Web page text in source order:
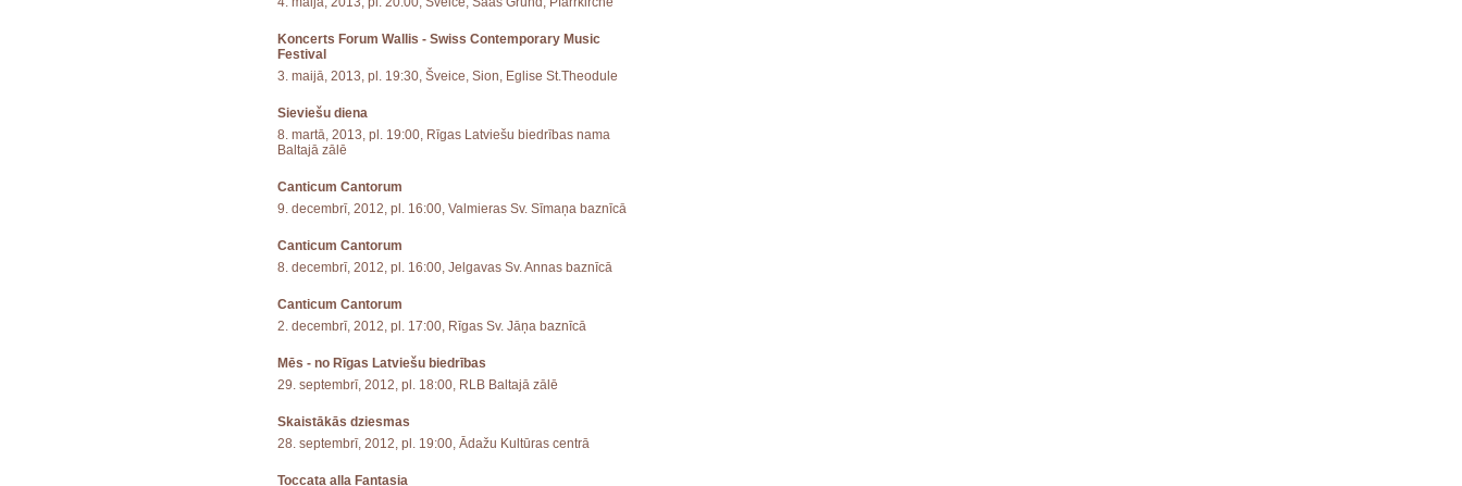
Koncerts Forum Wallis - Swiss Contemporary Music
Festival
3. maijā, 2013, pl. 19:30, Šveice, Sion, Eglise St.Theodule
Sieviešu diena
8. martā, 2013, pl. 19:00, Rīgas Latviešu biedrības nama
Baltajā zālē
Canticum Cantorum
9. decembrī, 2012, pl. 16:00, Valmieras Sv. Sīmaņa baznīcā
Canticum Cantorum
8. decembrī, 2012, pl. 16:00, Jelgavas Sv. Annas baznīcā
Canticum Cantorum
2. decembrī, 2012, pl. 17:00, Rīgas Sv. Jāņa baznīcā
Mēs - no Rīgas Latviešu biedrības
29. septembrī, 2012, pl. 18:00, RLB Baltajā zālē
Skaistākās dziesmas
28. septembrī, 2012, pl. 19:00, Ādažu Kultūras centrā
Toccata alla Fantasia